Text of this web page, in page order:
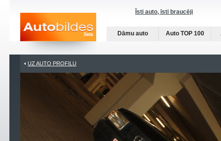
Īsti auto, īsti braucēji
Dāmu auto Auto TOP 100
UZ AUTO PROFILU